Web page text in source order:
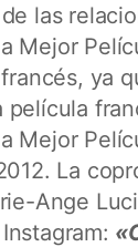
las
Mejor
ya
película
Mejor
La
Ange